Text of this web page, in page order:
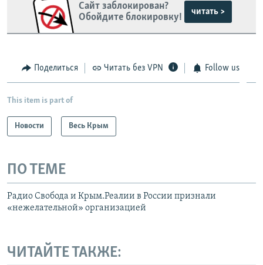
Сайт заблокирован?
Обойдите блокировку!
читать >
Поделиться Читать без VPN Follow us
This item is part of
Новости Весь Крым
ПО ТЕМЕ
Радио Свобода и Крым.Реалии в России признали
«нежелательной» организацией
ЧИТАЙТЕ ТАКЖЕ: